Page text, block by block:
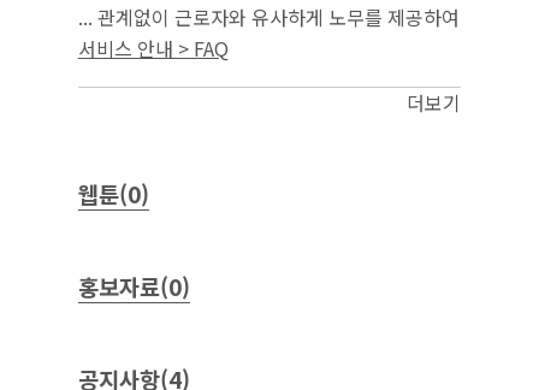
... 관계없이 근로자와 유사하게 노무를 제공하여
업무상의 재해로부터 보호할 필요가 있음에도
법」 등이 적용되지 아니하는 사람으
로서, ①｢산업안전보건법｣ 시행령 제67조에 따
서비스 안내 > FAQ
더보기
웹툰(0)
홍보자료(0)
공지사항(4)